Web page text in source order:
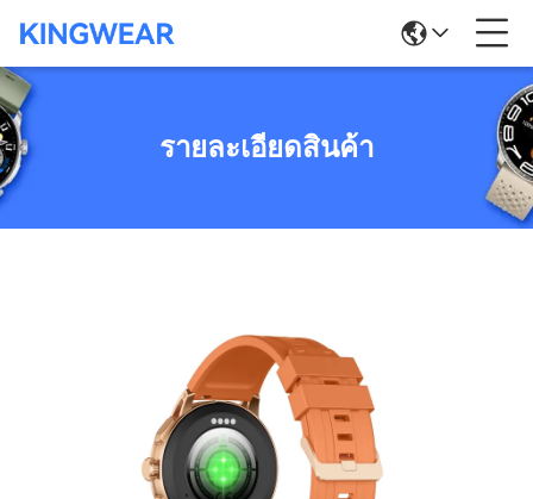
รายละเอียดสินค้า